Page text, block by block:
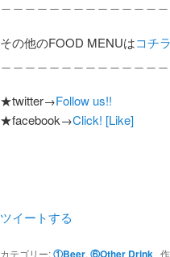
その他のFOOD MENUはコチラ
★twitter→Follow us!!
★facebook→Click! [Like]
ツイートする
カテゴリー:①Beer, ⑥Other Drink